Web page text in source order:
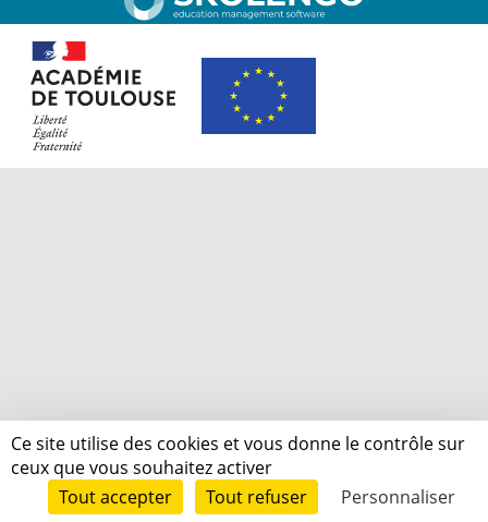
Ce site utilise des cookies et vous donne le contrôle sur
ceux que vous souhaitez activer
Tout accepter
Tout refuser Personnaliser